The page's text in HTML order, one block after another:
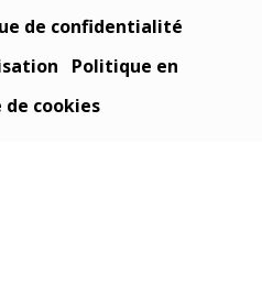
de confidentialité
Politique en
cookies